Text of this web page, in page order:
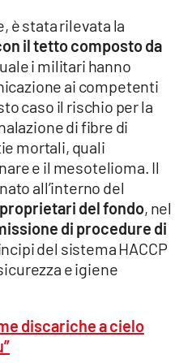
è stata rilevata la
il tetto composto da
i militari hanno
ai competenti
caso il rischio per la
di fibre di
mortali, quali
e il mesotelioma. Il
all’interno del
del fondo, nel
di procedure di
del sistema HACCP
e igiene
discariche a cielo